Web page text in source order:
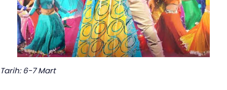
Tarih: 6-7 Mart